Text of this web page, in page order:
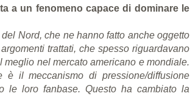
a un fenomeno capace di dominare le
Nord, che ne hanno fatto anche oggetto
trattati, che spesso riguardavano
nel mercato americano e mondiale.
è il meccanismo di pressione/diffusione
le loro fanbase. Questo ha cambiato la